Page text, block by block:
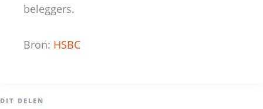
beleggers.
Bron: HSBC